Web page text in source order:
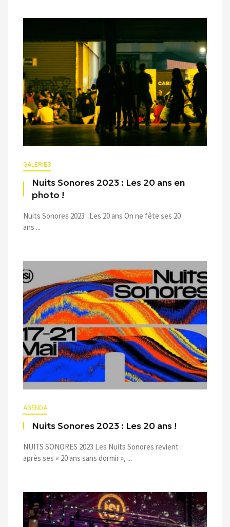
GALERIES
Nuits Sonores 2023 : Les 20 ans en
photo !
Nuits Sonores 2023 : Les 20 ans On ne fête ses 20
ans ...
AGENDA
Nuits Sonores 2023 : Les 20 ans !
NUITS SONORES 2023 Les Nuits Sonores revient
après ses « 20 ans sans dormir », ...